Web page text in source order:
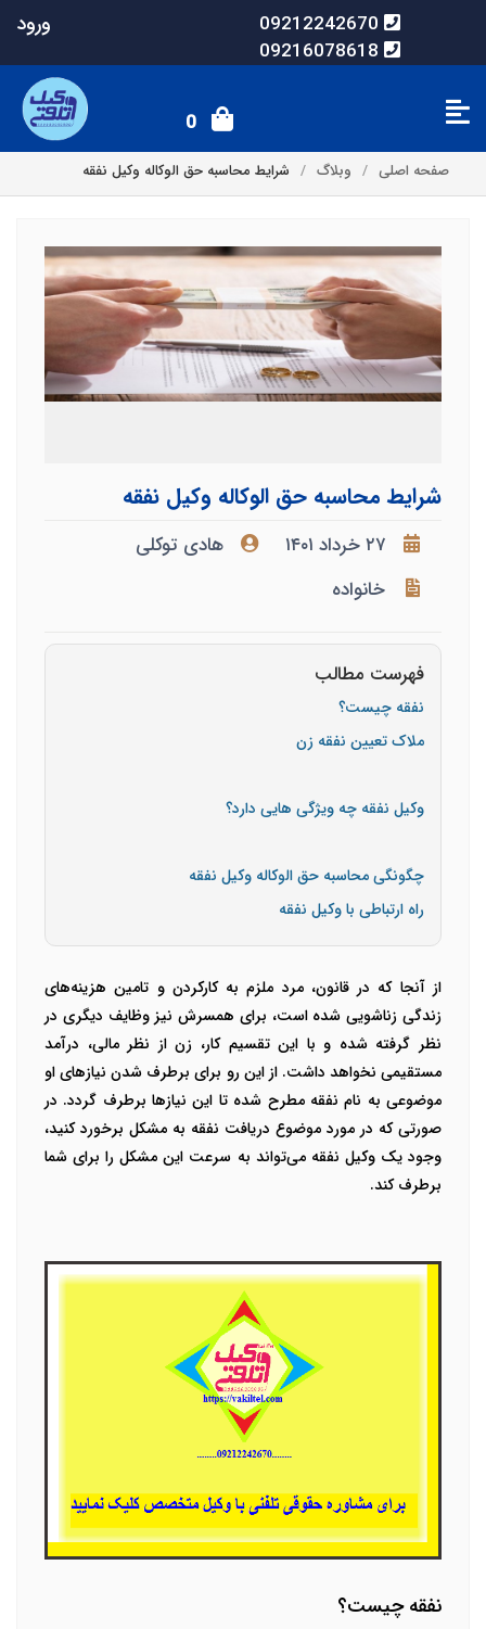
09212242670
09216078618
ورود
0
صفحه اصلی وبلاگ شرایط محاسبه حق الوکاله وکیل نفقه
شرایط محاسبه حق الوکاله وکیل نفقه
۲۷ خرداد ۱۴۰۱
هادی توکلی
خانواده
فهرست مطالب
نفقه چیست؟
ملاک تعیین نفقه زن
وکیل نفقه چه ویژگی هایی دارد؟
چگونگی محاسبه حق الوکاله وکیل نفقه
راه ارتباطی با وکیل نفقه
از آنجا که در قانون، مرد ملزم به کارکردن و تامین هزینه‌های
زندگی زناشویی شده است،‌ برای همسرش نیز وظایف دیگری در
نظر گرفته شده و با این تقسیم کار، زن از نظر مالی، درآمد
مستقیمی نخواهد داشت. از این رو برای برطرف شدن نیازهای او
موضوعی به نام نفقه مطرح شده تا این نیازها برطرف گردد. در
صورتی که در مورد موضوع دریافت نفقه به مشکل برخورد کنید،
وجود یک وکیل نفقه می‌تواند به سرعت این مشکل را برای شما
برطرف کند.
نفقه چیست؟